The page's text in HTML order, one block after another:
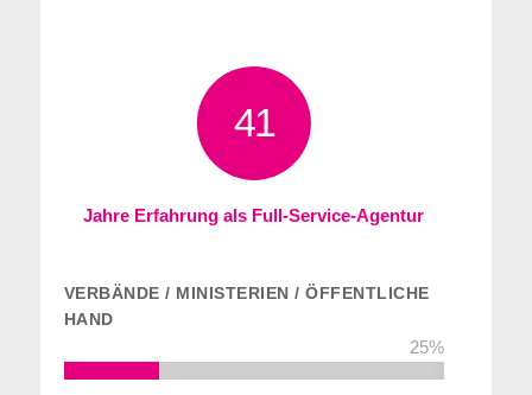
41
Jahre Erfahrung als Full-Service-Agentur
VERBÄNDE / MINISTERIEN / ÖFFENTLICHE
HAND
25%